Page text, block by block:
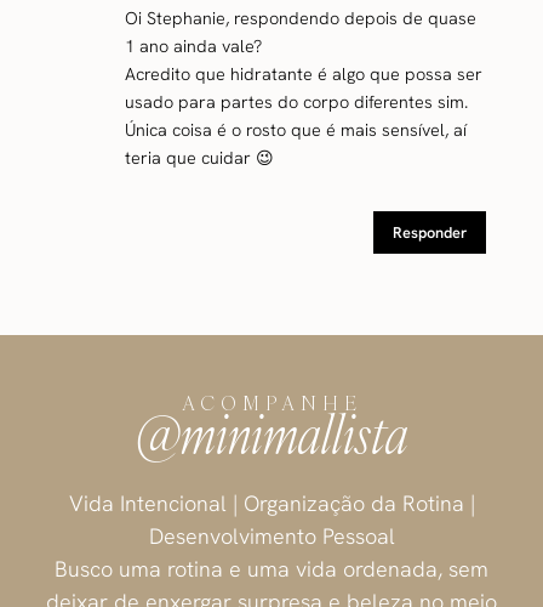
Oi Stephanie, respondendo depois de quase
1 ano ainda vale?
Acredito que hidratante é algo que possa ser
usado para partes do corpo diferentes sim.
Única coisa é o rosto que é mais sensível, aí
teria que cuidar 😉
Responder
ACOMPANHE
@minimallista
Vida Intencional | Organização da Rotina |
Desenvolvimento Pessoal
Busco uma rotina e uma vida ordenada, sem
deixar de enxergar surpresa e beleza no meio